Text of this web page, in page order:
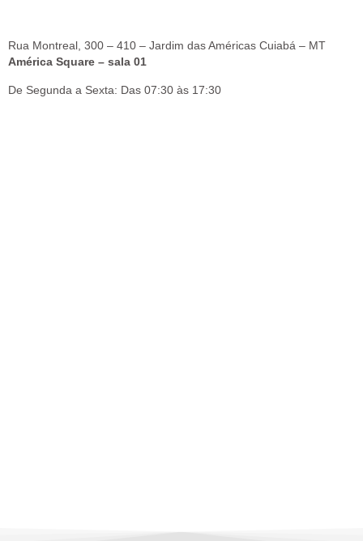
Rua Montreal, 300 – 410 – Jardim das Américas Cuiabá – MT
América Square – sala 01
De Segunda a Sexta: Das 07:30 às 17:30